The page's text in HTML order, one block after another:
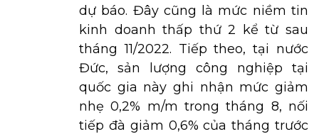
dự báo. Đây cũng là mức niềm tin
kinh doanh thấp thứ 2 kể từ sau
tháng 11/2022. Tiếp theo, tại nước
Đức, sản lượng công nghiệp tại
quốc gia này ghi nhận mức giảm
nhẹ 0,2% m/m trong tháng 8, nối
tiếp đà giảm 0,6% của tháng trước